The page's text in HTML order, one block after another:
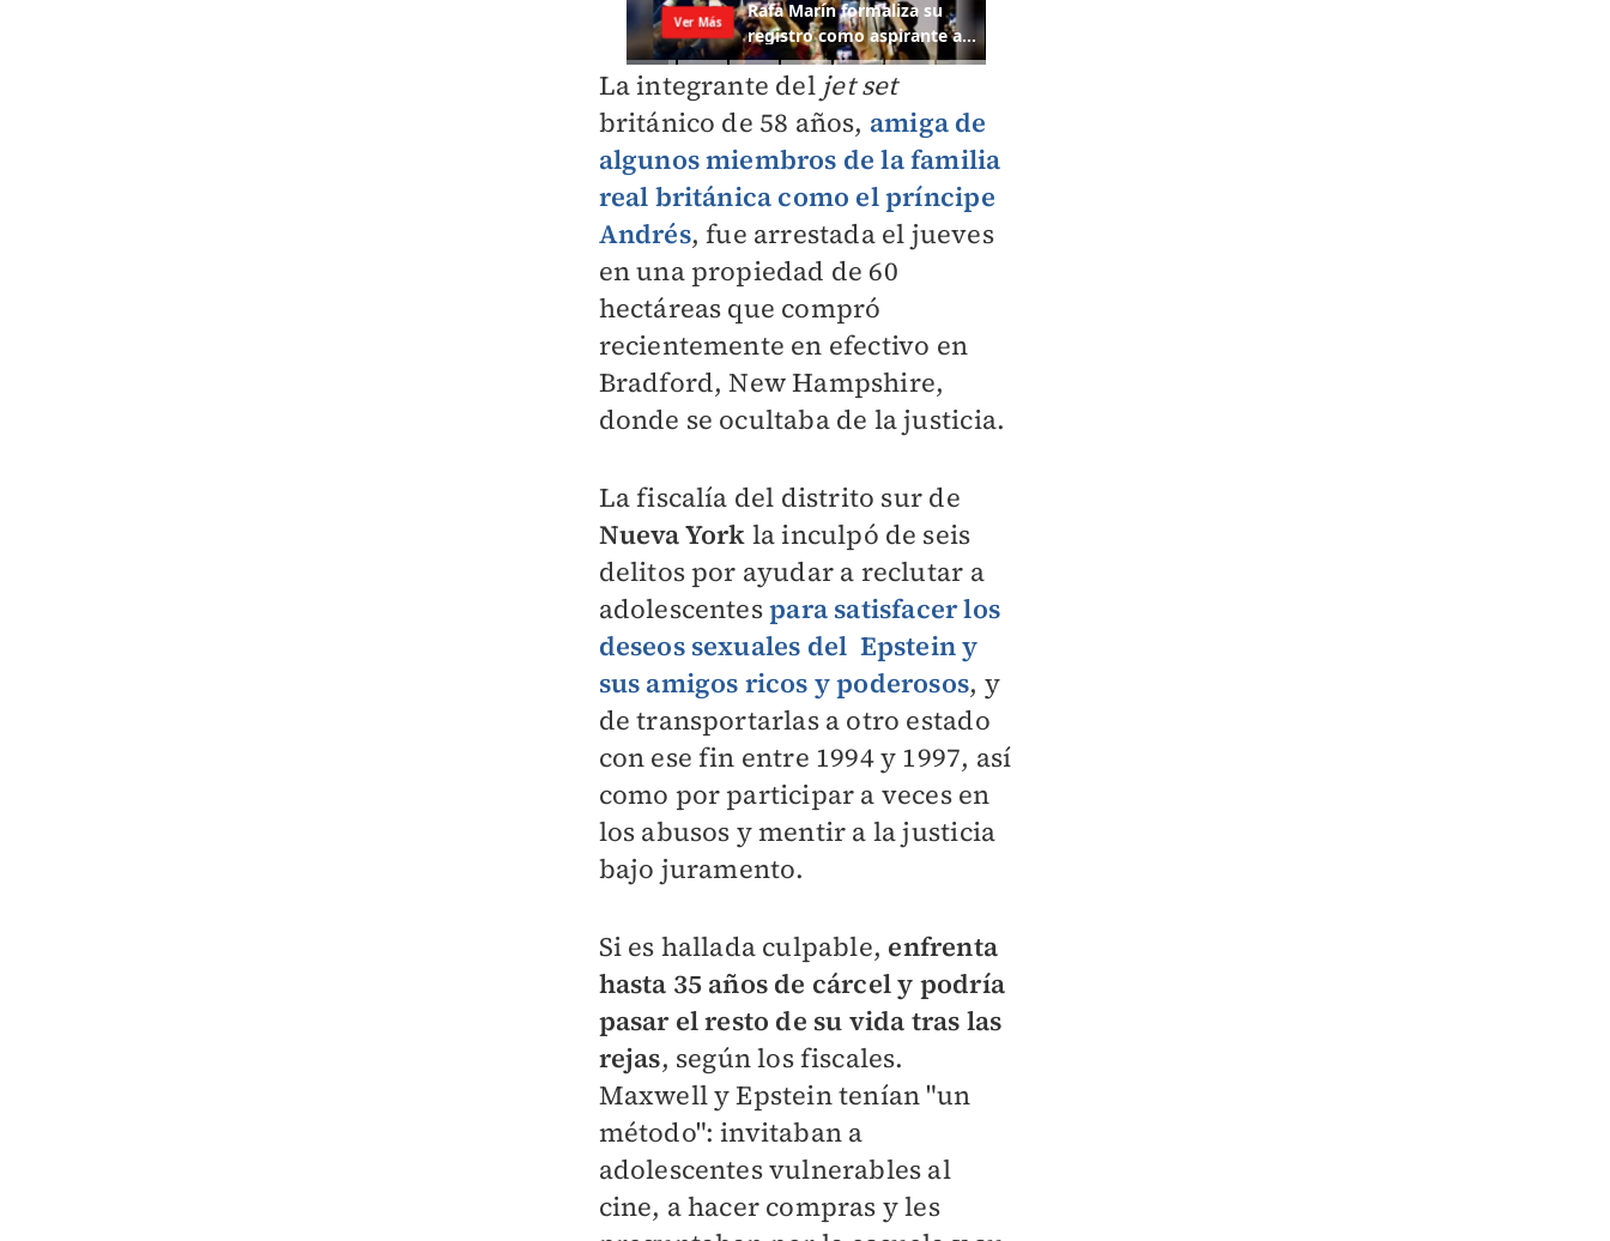
La integrante del jet set
británico de 58 años, amiga de
algunos miembros de la familia
real británica como el príncipe
Andrés, fue arrestada el jueves
en una propiedad de 60
hectáreas que compró
recientemente en efectivo en
Bradford, New Hampshire,
donde se ocultaba de la justicia.
La fiscalía del distrito sur de
Nueva York la inculpó de seis
delitos por ayudar a reclutar a
adolescentespara satisfacer los
deseos sexuales del Epsteiny
sus amigos ricos y poderosos, y
de transportarlas a otro estado
con ese fin entre 1994 y 1997, así
como por participar a veces en
los abusos y mentir a la justicia
bajo juramento.
Si es hallada culpable, enfrenta
hasta 35 años de cárcel y podría
pasar el resto de su vida tras las
rejas, según los fiscales.
Maxwell y Epstein tenían "un
método": invitaban a
adolescentes vulnerables al
cine, a hacer compras y les